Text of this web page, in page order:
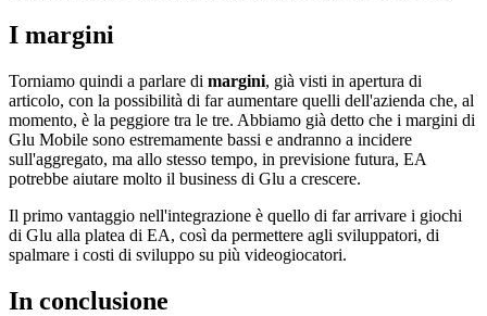
I margini
Torniamo quindi a parlare di margini, già visti in apertura di
articolo, con la possibilità di far aumentare quelli dell'azienda che, al
momento, è la peggiore tra le tre. Abbiamo già detto che i margini di
Glu Mobile sono estremamente bassi e andranno a incidere
sull'aggregato, ma allo stesso tempo, in previsione futura, EA
potrebbe aiutare molto il business di Glu a crescere.
Il primo vantaggio nell'integrazione è quello di far arrivare i giochi
di Glu alla platea di EA, così da permettere agli sviluppatori, di
spalmare i costi di sviluppo su più videogiocatori.
In conclusione